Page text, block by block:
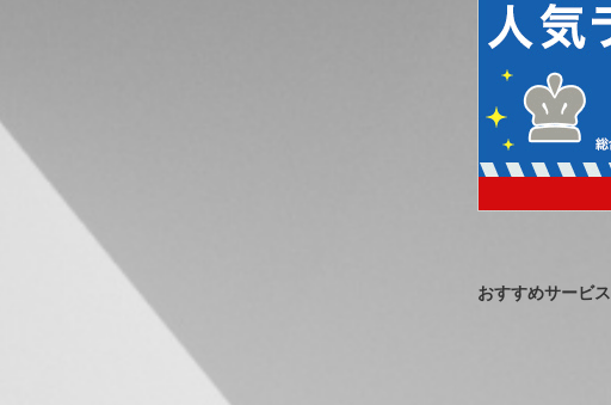
おすすめサービス